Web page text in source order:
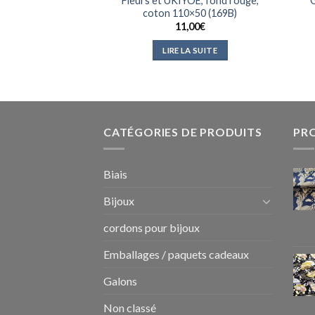
coton 110×50 (169B)
11,00€
LIRE LA SUITE
CATÉGORIES DE PRODUITS
Biais
Bijoux
cordons pour bijoux
Emballages / paquets cadeaux
Galons
Non classé